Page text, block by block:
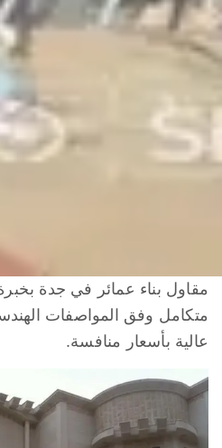
مقاول بناء عمائر في جدة
متكامل وفق المواصفات
عالية بأسعار منافسة.